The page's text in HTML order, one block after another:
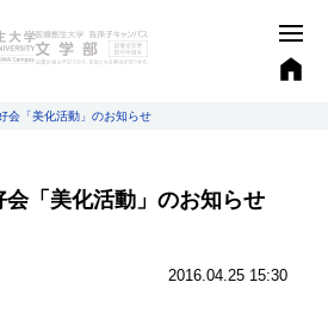
会「美化活動」のお知らせ
会「美化活動」のお知らせ
2016.04.25 15:30